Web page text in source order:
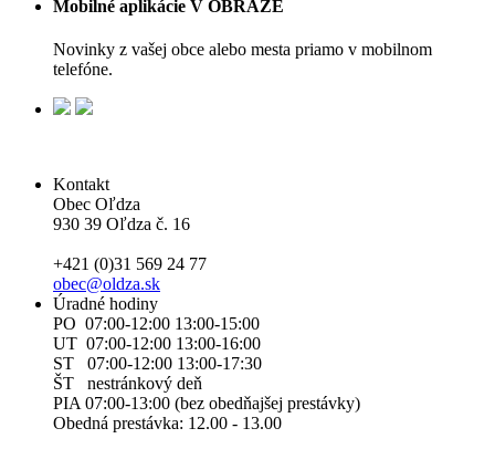
Mobilné aplikácie V OBRAZE
Novinky z vašej obce alebo mesta priamo v mobilnom
telefóne.
Kontakt
Obec Oľdza
930 39 Oľdza č. 16
+421 (0)31 569 24 77
obec@oldza.sk
Úradné hodiny
PO 07:00-12:00 13:00-15:00
UT 07:00-12:00 13:00-16:00
ST 07:00-12:00 13:00-17:30
ŠT nestránkový deň
PIA 07:00-13:00 (bez obedňajšej prestávky)
Obedná prestávka: 12.00 - 13.00